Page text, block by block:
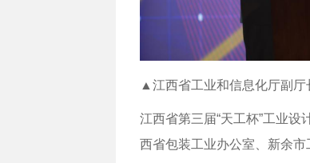
▲江西省工业和信息化厅副厅
江西省第三届“天工杯”工业
西省包装工业办公室、新余